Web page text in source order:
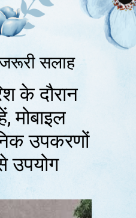
सलाह
के दौरान
मोबाइल
उपकरणों
उपयोग